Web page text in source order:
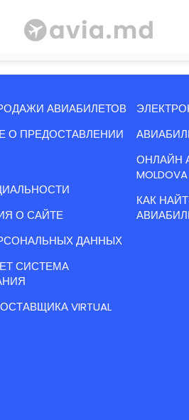
АВИАБИЛЕТОВ
О ПРЕДОСТАВЛЕНИИ
О САЙТЕ
ДАННЫХ
СИСТЕМА
VIRTUAL
ОНЛАЙН
MOLDOVA
КАК